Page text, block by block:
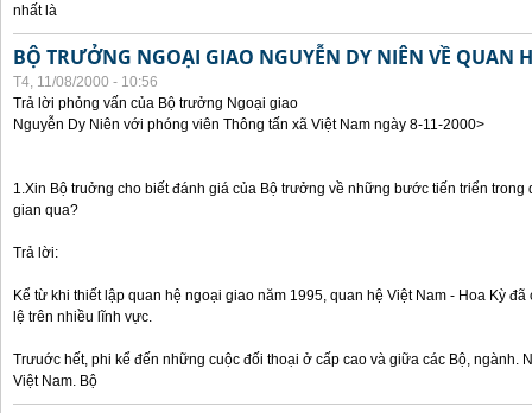
nhất là
BỘ TRƯỞNG NGOẠI GIAO NGUYỄN DY NIÊN VỀ QUAN
T4, 11/08/2000 - 10:56
Trả lời phỏng vấn của Bộ trưởng Ngoại giao
Nguyễn Dy Niên với phóng viên Thông tấn xã Việt Nam ngày 8-11-2000>
1.Xin Bộ truởng cho biết đánh giá của Bộ trưởng về những bước tiến triển trong
gian qua?
Trả lời:
Kể từ khi thiết lập quan hệ ngoại giao năm 1995, quan hệ Việt Nam - Hoa Kỳ
lệ trên nhiều lĩnh vực.
Trưuớc hết, phi kể đến những cuộc đối thoại ở cấp cao và giữa các Bộ, ngành.
Việt Nam. Bộ